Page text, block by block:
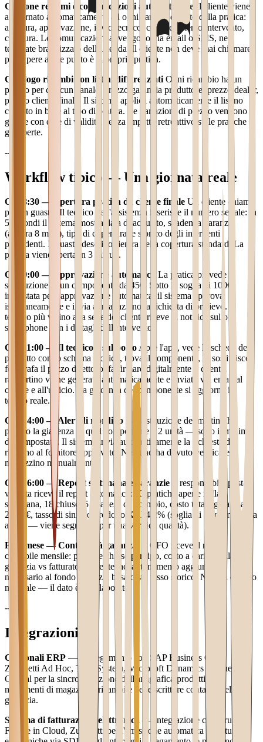
Gestione reclami e comunicazioni automatizzate Il cliente viene
aggiornato automaticamente ad ogni cambio di stato della pratica:
apertura, approvazione, invio tecnico, completamento intervento,
chiusura. Le comunicazioni avvengono via email o SMS, nel
template brandizzato dell'azienda. Il cliente non deve mai chiamare
per sapere a che punto è la propria pratica.
Catalogo ricambi con listini differenziati Ogni ricambio ha un
prezzo per ciascun canale: prezzo garanzia produttore, prezzo dealer,
prezzo cliente finale. Il sistema applica automaticamente il listino
corretto in base al tipo di pratica. Le variazioni di prezzo vengono
gestite con date di validità, senza impatto retroattivo sulle pratiche
già aperte.
---
Workflow tipico — Una giornata reale
Ore 8:30 — Apertura pratica da cliente finale Un cliente chiama
per un guasto. Il tecnico dell'assistenza inserisce il numero seriale: in
5 secondi il sistema mostra data di acquisto, scadenza garanzia
(ancora 8 mesi), tipo di copertura, e storico degli interventi
precedenti. Il guasto descritto rientra nella copertura standard. La
pratica viene aperta in 3 minuti.
Ore 9:00 — Approvazione automatica
La pratica prevede la
sostituzione di un componente da 45€. Sotto la soglia di 100€
impostata per l'approvazione automatica, il sistema approva
istantaneamente e invia al magazzino la richiesta di prelievo. Il
tecnico più vicino alla sede del cliente riceve la notifica sullo
smartphone con i dettagli dell'intervento.
Ore 11:00 — Il tecnico è sul postoApre l'app, vede la scheda del
prodotto con lo schema tecnico, trova il componente, lo sostituisce,
fotografa il pezzo difettoso, fa firmare digitalmente il cliente. Il
rapportino viene generato automaticamente e inviato via email al
cliente e all'ufficio. La giacenza del componente si aggiorna in
tempo reale.
Ore 14:00 — Alert di riordino La sostituzione del mattino ha
portato la giacenza di quel componente a 2 unità — sotto il minimo
di 5 impostato. Il sistema invia automaticamente la richiesta di
riordino al fornitore approvato. Nessuno ha dovuto verificare il
magazzino manualmente.
Ore 16:00 — Report settimanale garanzie Il responsabile post-
vendita riceve il report automatico: 23 pratiche aperte nella
settimana, 18 chiuse, 5 in attesa di ricambio, costo totale garanzia
2.340€, tasso di sinistro prodotto X al 4,2% (soglia di alert impostata
al 3% — viene segnalato per una verifica qualità).
Fine mese — Contabilità garanzia
Il CFO riceve il report
contabile mensile: pratiche chiuse per tipo, costo a carico della
garanzia vs fatturato al cliente, accantonamento aggiuntivo
necessario al fondo garanzia basato sul tasso storico. Nessun calcolo
manuale — il dato è già elaborato.
---
Integrazioni
Gestionali ERP — Collegamento con SAP Business One,
Zucchetti Ad Hoc, TeamSystem, Microsoft Dynamics Business
Central per la sincronizzazione dell'anagrafica prodotti, dei
movimenti di magazzino ricambi e delle scritture contabili della
garanzia.
Sistema di fatturazione elettronica
— Integrazione con Aruba,
Fatture in Cloud, Zucchetti per l'emissione automatica di fatture